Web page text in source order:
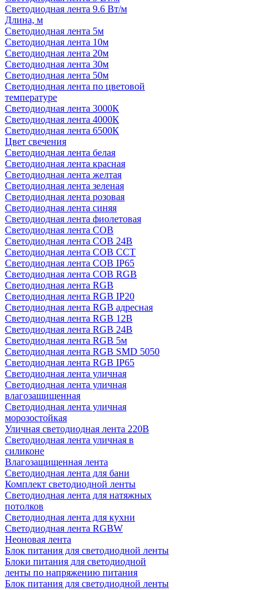
Светодиодная лента 9.6 Вт/м
Длина, м
Светодиодная лента 5м
Светодиодная лента 10м
Светодиодная лента 20м
Светодиодная лента 30м
Светодиодная лента 50м
Светодиодная лента по цветовой
температуре
Светодиодная лента 3000К
Светодиодная лента 4000К
Светодиодная лента 6500К
Цвет свечения
Светодиодная лента белая
Светодиодная лента красная
Светодиодная лента желтая
Светодиодная лента зеленая
Светодиодная лента розовая
Светодиодная лента синяя
Светодиодная лента фиолетовая
Светодиодная лента COB
Светодиодная лента COB 24В
Светодиодная лента COB CCT
Светодиодная лента COB IP65
Светодиодная лента COB RGB
Светодиодная лента RGB
Светодиодная лента RGB IP20
Светодиодная лента RGB адресная
Светодиодная лента RGB 12В
Светодиодная лента RGB 24В
Светодиодная лента RGB 5м
Светодиодная лента RGB SMD 5050
Светодиодная лента RGB IP65
Светодиодная лента уличная
Светодиодная лента уличная
влагозащищенная
Светодиодная лента уличная
морозостойкая
Уличная светодиодная лента 220В
Светодиодная лента уличная в
силиконе
Влагозащищенная лента
Светодиодная лента для бани
Комплект светодиодной ленты
Светодиодная лента для натяжных
потолков
Светодиодная лента для кухни
Светодиодная лента RGBW
Неоновая лента
Блок питания для светодиодной ленты
Блоки питания для светодиодной
ленты по напряжению питания
Блок питания для светодиодной ленты